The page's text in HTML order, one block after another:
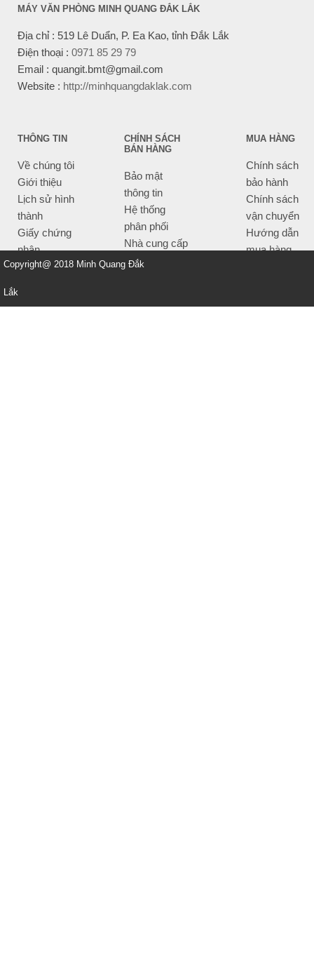
MÁY VĂN PHÒNG MINH QUANG ĐẮK LẮK
Địa chỉ : 519 Lê Duẩn, P. Ea Kao, tỉnh Đắk Lắk
Điện thoại : 0971 85 29 79
Email : quangit.bmt@gmail.com
Website : http://minhquangdaklak.com
THÔNG TIN
Về chúng tôi
Giới thiệu
Lịch sử hình
thành
Giấy chứng
nhận
CHÍNH SÁCH
BÁN HÀNG
Bảo mật
thông tin
Hệ thống
phân phối
Nhà cung cấp
Tiêu chí bán
MUA HÀNG
Chính sách
bảo hành
Chính sách
vận chuyển
Hướng dẫn
mua hàng
Copyright@ 2018 Minh Quang Đắk
Lắk